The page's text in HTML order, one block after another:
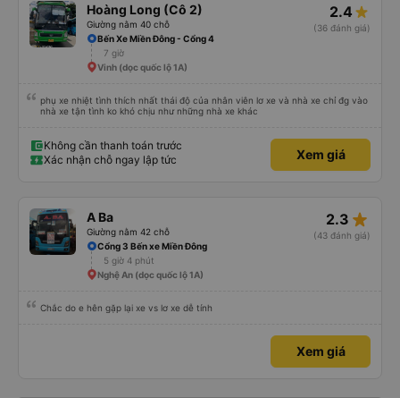
Hoàng Long (Cô 2)
Giường nằm 40 chỗ
2.4
(36 đánh giá)
Bến Xe Miền Đông - Cổng 4
7 giờ
Vinh (dọc quốc lộ 1A)
phụ xe nhiệt tình thích nhất thái độ của nhân viên lơ xe và nhà xe chỉ đg vào
nhà xe tận tình ko khó chịu như những nhà xe khác
Không cần thanh toán trước
Xác nhận chỗ ngay lập tức
Xem giá
A Ba
Giường nằm 42 chỗ
2.3 star_rate
(43 đánh giá)
Cổng 3 Bến xe Miền Đông
5 giờ 4 phút
Nghệ An (dọc quốc lộ 1A)
Chắc do e hên gặp lại xe vs lơ xe dễ tính
Xem giá